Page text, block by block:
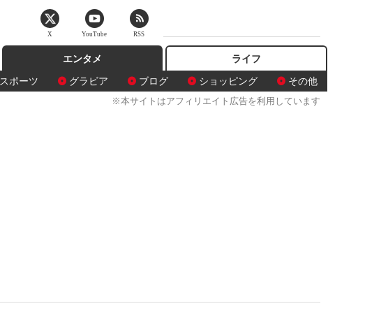
エンタメ
スポーツ グラビア ブログ ショッピング その他
ライフ
※本サイトはアフィリエイト広告を利用しています
X YouTube RSS